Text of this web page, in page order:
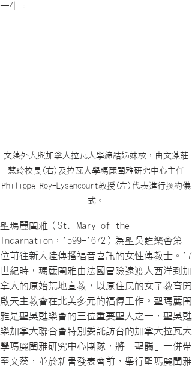
一生。
文藻外大與加拿大拉瓦大學締結姊妹校，由文藻莊
慧玲校長(右)及拉瓦大學瑪麗閨雅研究中心主任
Philippe Roy-Lysencourt教授(左)代表進行換約儀
式。
聖瑪麗閨雅（St. Mary of the
Incarnation，1599-1672）為聖吳甦樂會第一
位前往新大陸傳播福音喜訊的女性傳教士。17
世紀時，瑪麗閨雅由法國冒險遠渡大西洋到加
拿大的原始荒地宣教，以原住民的女子教育開
啟天主教會在北美多元的福傳工作。聖瑪麗閨
雅是聖吳甦樂會的三位重要聖人之一，聖吳甦
樂加拿大聯合會特別委託訪台的加拿大拉瓦大
學瑪麗閨雅研究中心團隊，將「聖髑」一併帶
至文藻，並於新書發表會前，舉行聖瑪麗閨雅